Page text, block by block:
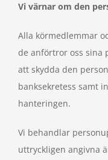
Vi värnar om den
Alla körmedlemmar
de anförtror oss sina
att skydda den
banksekretess samt
hanteringen.
Vi behandlar
uttryckligen angivna